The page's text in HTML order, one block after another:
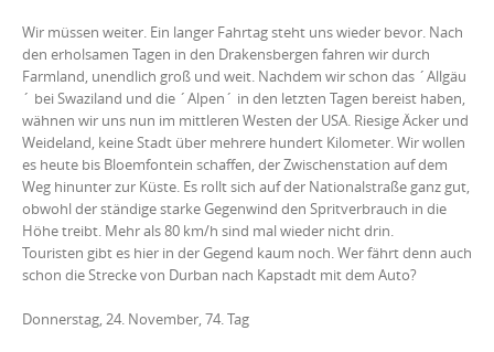
Wir müssen weiter. Ein langer Fahrtag steht uns wieder bevor. Nach
den erholsamen Tagen in den Drakensbergen fahren wir durch
Farmland, unendlich groß und weit. Nachdem wir schon das ´Allgäu
´ bei Swaziland und die ´Alpen´ in den letzten Tagen bereist haben,
wähnen wir uns nun im mittleren Westen der USA. Riesige Äcker und
Weideland, keine Stadt über mehrere hundert Kilometer. Wir wollen
es heute bis Bloemfontein schaffen, der Zwischenstation auf dem
Weg hinunter zur Küste. Es rollt sich auf der Nationalstraße ganz gut,
obwohl der ständige starke Gegenwind den Spritverbrauch in die
Höhe treibt. Mehr als 80 km/h sind mal wieder nicht drin.
Touristen gibt es hier in der Gegend kaum noch. Wer fährt denn auch
schon die Strecke von Durban nach Kapstadt mit dem Auto?
Donnerstag, 24. November, 74. Tag